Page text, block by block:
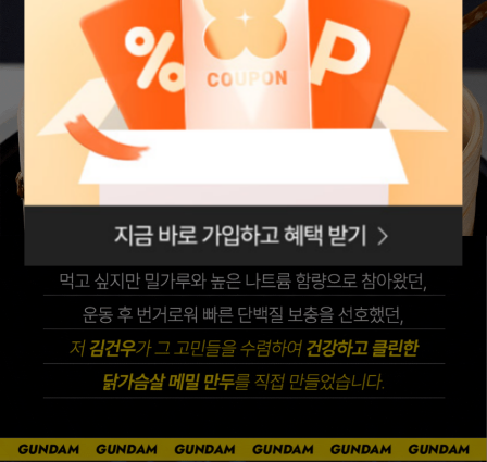
로그인페이지로
이동